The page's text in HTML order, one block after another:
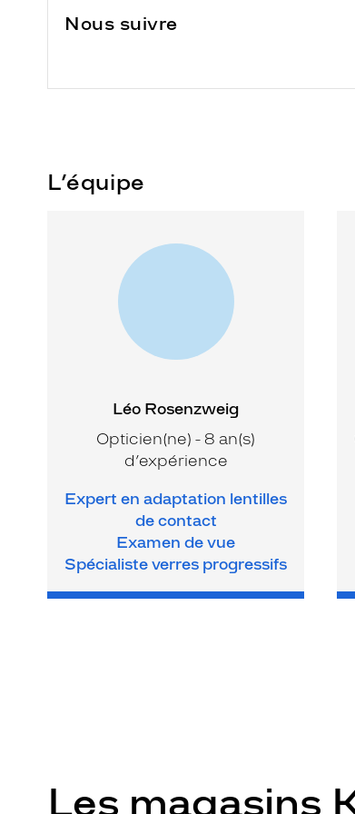
Nous suivre
L’équipe
Léo Rosenzweig
Opticien(ne) - 8 an(s)
d’expérience
Expert en adaptation lentilles
de contact
Examen de vue
Spécialiste verres progressifs
Les magasins